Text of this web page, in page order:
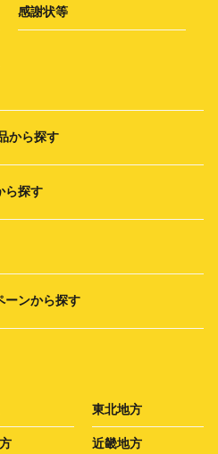
感謝状等
から探す
ら探す
ーンから探す
東北地方
近畿地方